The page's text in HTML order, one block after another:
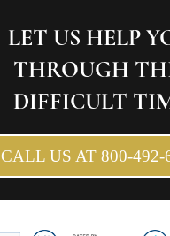
LET US HELP
THROUGH
DIFFICULT
CALL US AT 800-492-